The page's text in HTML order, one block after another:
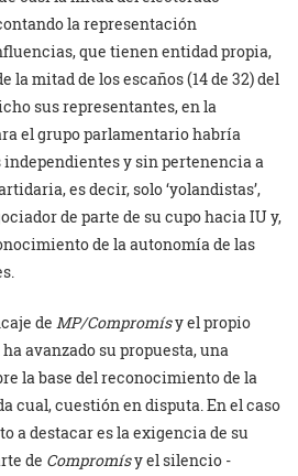
la representación
que tienen entidad propia,
la mitad de los escaños (14 de 32) del
sus representantes, en la
el grupo parlamentario habría
y sin pertenencia a
es decir, solo ‘yolandistas’,
de parte de su cupo hacia IU y,
de la autonomía de las
de MP/Compromísy el propio
avanzado su propuesta, una
la base del reconocimiento de la
cual, cuestión en disputa. En el caso
a destacar es la exigencia de su
de Compromísy el silencio -